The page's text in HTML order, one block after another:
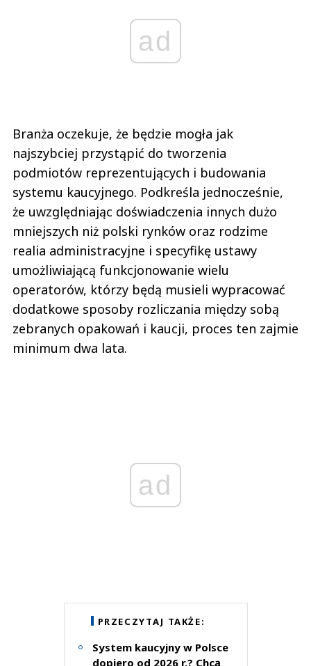
ad
Branża oczekuje, że będzie mogła jak
najszybciej przystąpić do tworzenia
podmiotów reprezentujących i budowania
systemu kaucyjnego. Podkreśla jednocześnie,
że uwzględniając doświadczenia innych dużo
mniejszych niż polski rynków oraz rodzime
realia administracyjne i specyfikę ustawy
umożliwiającą funkcjonowanie wielu
operatorów, którzy będą musieli wypracować
dodatkowe sposoby rozliczania między sobą
zebranych opakowań i kaucji, proces ten zajmie
minimum dwa lata.
ad
PRZECZYTAJ TAKŻE:
System kaucyjny w Polsce
dopiero od 2026 r.? Chcą